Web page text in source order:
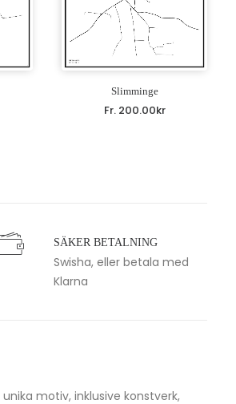
Slimminge
Fr. 200.00kr
SÄKER BETALNING
Swisha, eller betala med
Klarna
motiv, inklusive konstverk,